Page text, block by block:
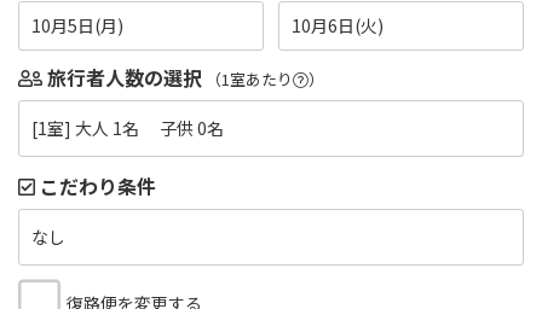
10月5日(月) 10月6日(火)
旅行者人数の選択 （1室あたり ）
[1室] 大人 1名 子供 0名
こだわり条件
なし
復路便を変更する